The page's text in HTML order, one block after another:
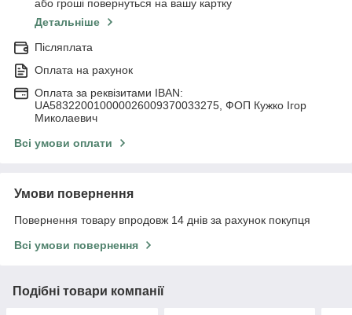
або гроші повернуться на вашу картку
Детальніше
Післяплата
Оплата на рахунок
Оплата за реквізитами IBAN:
UA583220010000026009370033275, ФОП Кужко Ігор
Миколаевич
Всі умови оплати
Умови повернення
Повернення товару впродовж 14 днів за рахунок покупця
Всі умови повернення
Подібні товари компанії